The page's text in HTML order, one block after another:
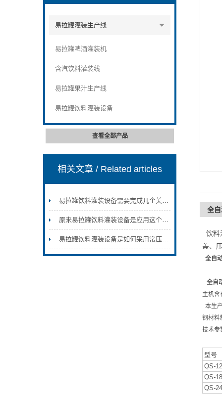
易拉罐灌装生产线
易拉罐啤酒灌装机
含汽饮料灌装线
易拉罐果汁生产线
易拉罐饮料灌装设备
查看全部产品
相关文章/ Related articles
易拉罐饮料灌装设备需要完成几个关键步骤才能完成整个流程
原来易拉罐饮料灌装设备是应用这个原理进行作业的
易拉罐饮料灌装设备是如何采用常压灌装原理的？
全
饮料
盖、
全自
全自
主机含
本生
钢材料
技术参
型号
QS-
QS-
QS-